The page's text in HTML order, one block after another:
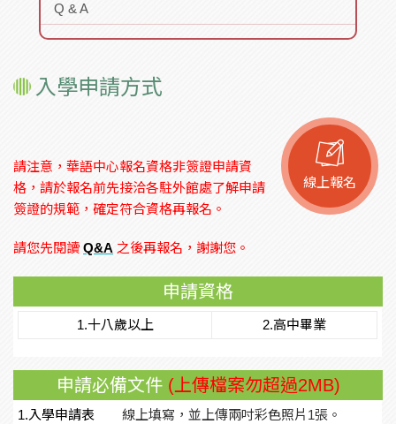
Q & A
入學申請方式
線上報名
請注意，華語中心報名資格非簽證申請資
格，請於報名前先接洽各駐外館處了解申請
簽證的規範，確定符合資格再報名。
請您先閱讀 Q&A 之後再報名，謝謝您。
申請資格
1.十八歲以上 2.高中畢業
申請必備文件(上傳檔案勿超過2MB)
1.入學申請表
線上填寫，並上傳兩吋彩色照片1張。